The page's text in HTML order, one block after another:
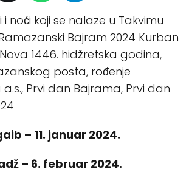
noći koji se nalaze u Takvimu
Bajram 2024 Kurban
1446. hidžretska godina,
posta, rođenje
Prvi dan Bajrama, Prvi dan
– 11. januar 2024.
– 6. februar 2024.